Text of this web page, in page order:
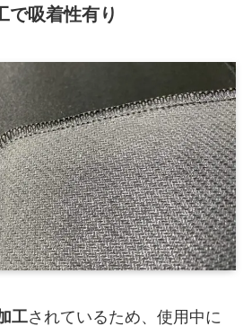
で吸着性有り
工されているため、使用中に